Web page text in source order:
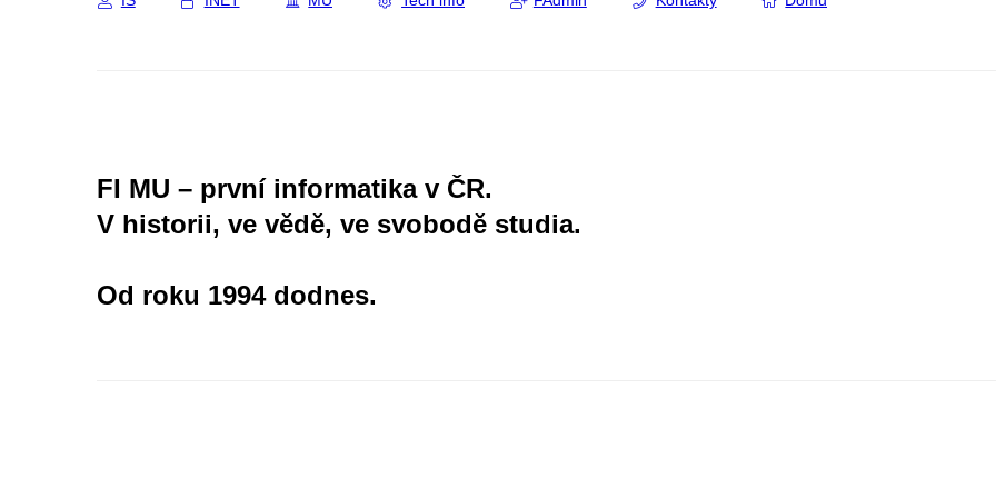
FI MU – první informatika v ČR.
V historii, ve vědě, ve svobodě studia.
Od roku 1994 dodnes.